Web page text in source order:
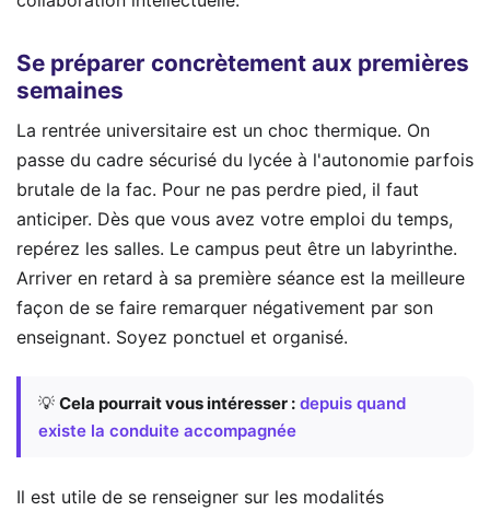
Se préparer concrètement aux premières
semaines
La rentrée universitaire est un choc thermique. On
passe du cadre sécurisé du lycée à l'autonomie parfois
brutale de la fac. Pour ne pas perdre pied, il faut
anticiper. Dès que vous avez votre emploi du temps,
repérez les salles. Le campus peut être un labyrinthe.
Arriver en retard à sa première séance est la meilleure
façon de se faire remarquer négativement par son
enseignant. Soyez ponctuel et organisé.
💡 Cela pourrait vous intéresser : depuis quand
existe la conduite accompagnée
Il est utile de se renseigner sur les modalités